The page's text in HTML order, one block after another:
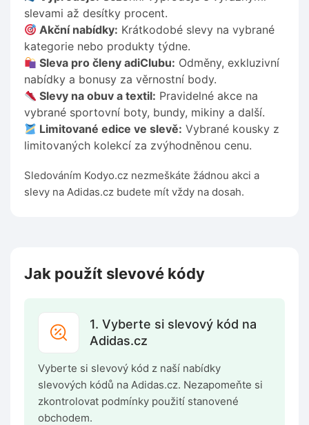
slevami až desítky procent.
Akční nabídky: Krátkodobé slevy na vybrané
kategorie nebo produkty týdne.
Sleva pro členy adiClubu: Odměny, exkluzivní
nabídky a bonusy za věrnostní body.
Slevy na obuv a textil: Pravidelné akce na
vybrané sportovní boty, bundy, mikiny a další.
Limitované edice ve slevě: Vybrané kousky z
limitovaných kolekcí za zvýhodněnou cenu.
Sledováním Kodyo.cz nezmeškáte žádnou akci a
slevy na Adidas.cz budete mít vždy na dosah.
Jak použít slevové kódy
1. Vyberte si slevový kód na
Adidas.cz
Vyberte si slevový kód z naší nabídky
slevových kódů na Adidas.cz. Nezapomeňte si
zkontrolovat podmínky použití stanovené
obchodem.